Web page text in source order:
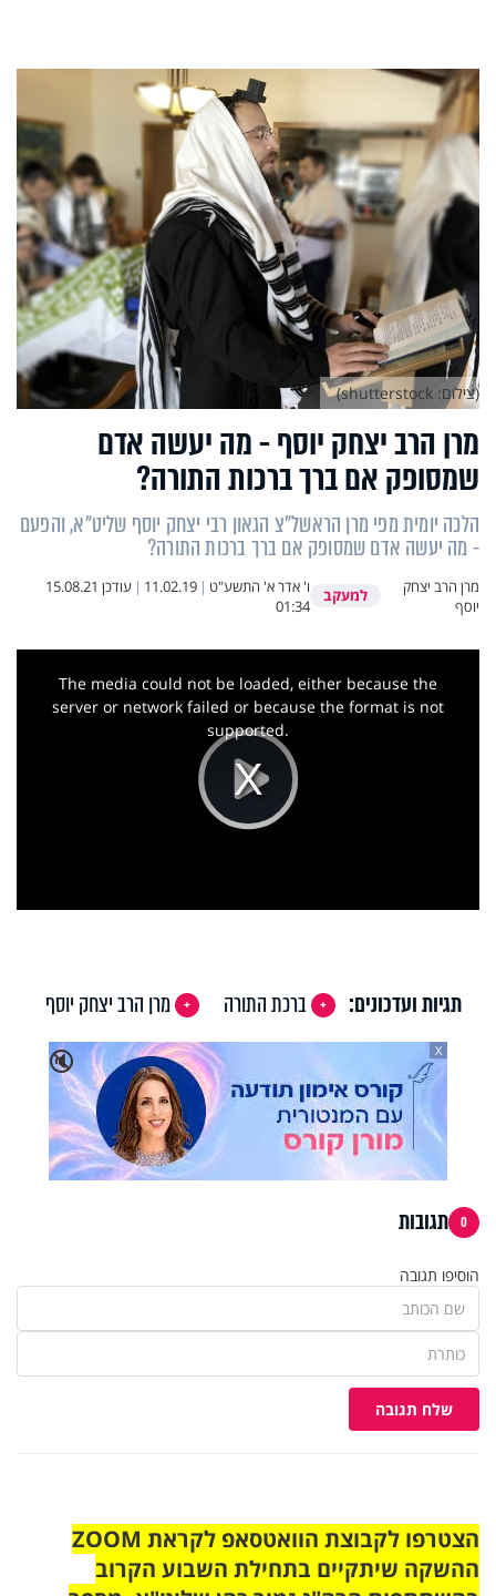
מרן הרב יצחק יוסף - מה יעשה אדם
שמסופק אם ברך ברכות התורה?
הלכה יומית מפי מרן הראשל"צ הגאון רבי יצחק יוסף שליט"א, והפעם
- מה יעשה אדם שמסופק אם ברך ברכות התורה?
מרן הרב יצחק
יוסף
למעקב ו' אדר א' התשע"ט |
11.02.19
| עודכן 15.08.21
01:34
(צילום: shutterstock)
Play
This
The media could not be loaded, either because the
server or network failed or because the format is not
supported.
תגיות ועדכונים: ברכת התורה
מרן הרב יצחק יוסף
🔇
X
0 תגובות
הוסיפו תגובה
שלח תגובה
הצטרפו לקבוצת הוואטסאפ לקראת ZOOM
ההשקה שיתקיים בתחילת השבוע הקרוב